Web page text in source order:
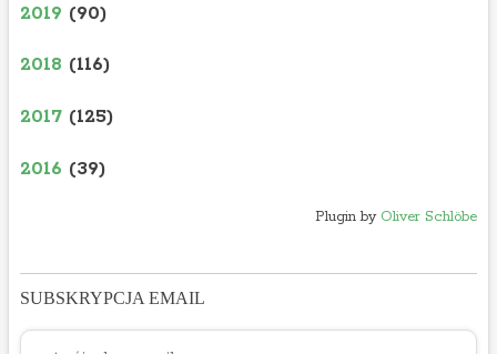
2019 (90)
2018 (116)
2017 (125)
2016 (39)
Plugin by Oliver Schlöbe
SUBSKRYPCJA EMAIL